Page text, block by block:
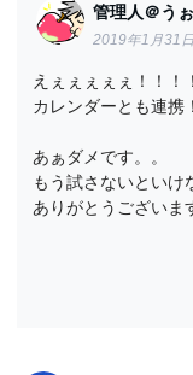
管理人＠う
2019年1月31
えぇぇぇぇぇ！！！
カレンダーとも連携
あぁダメです。。
もう試さないといけ
ありがとうございま